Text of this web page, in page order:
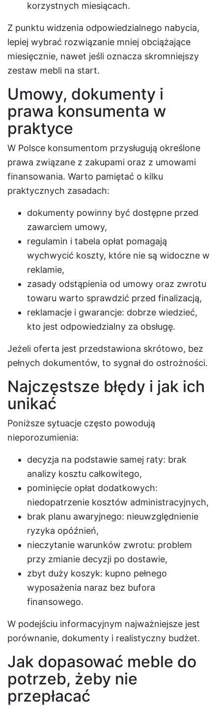
korzystnych miesiącach.
Z punktu widzenia odpowiedzialnego nabycia,
lepiej wybrać rozwiązanie mniej obciążające
miesięcznie, nawet jeśli oznacza skromniejszy
zestaw mebli na start.
Umowy, dokumenty i
prawa konsumenta w
praktyce
W Polsce konsumentom przysługują określone
prawa związane z zakupami oraz z umowami
finansowania. Warto pamiętać o kilku
praktycznych zasadach:
dokumenty powinny być dostępne przed
zawarciem umowy,
regulamin i tabela opłat pomagają
wychwycić koszty, które nie są widoczne w
reklamie,
zasady odstąpienia od umowy oraz zwrotu
towaru warto sprawdzić przed finalizacją,
reklamacje i gwarancje: dobrze wiedzieć,
kto jest odpowiedzialny za obsługę.
Jeżeli oferta jest przedstawiona skrótowo, bez
pełnych dokumentów, to sygnał do ostrożności.
Najczęstsze błędy i jak ich
unikać
Poniższe sytuacje często powodują
nieporozumienia:
decyzja na podstawie samej raty: brak
analizy kosztu całkowitego,
pominięcie opłat dodatkowych:
niedopatrzenie kosztów administracyjnych,
brak planu awaryjnego: nieuwzględnienie
ryzyka opóźnień,
nieczytanie warunków zwrotu: problem
przy zmianie decyzji po dostawie,
zbyt duży koszyk: kupno pełnego
wyposażenia naraz bez bufora
finansowego.
W podejściu informacyjnym najważniejsze jest
porównanie, dokumenty i realistyczny budżet.
Jak dopasować meble do
potrzeb, żeby nie
przepłacać